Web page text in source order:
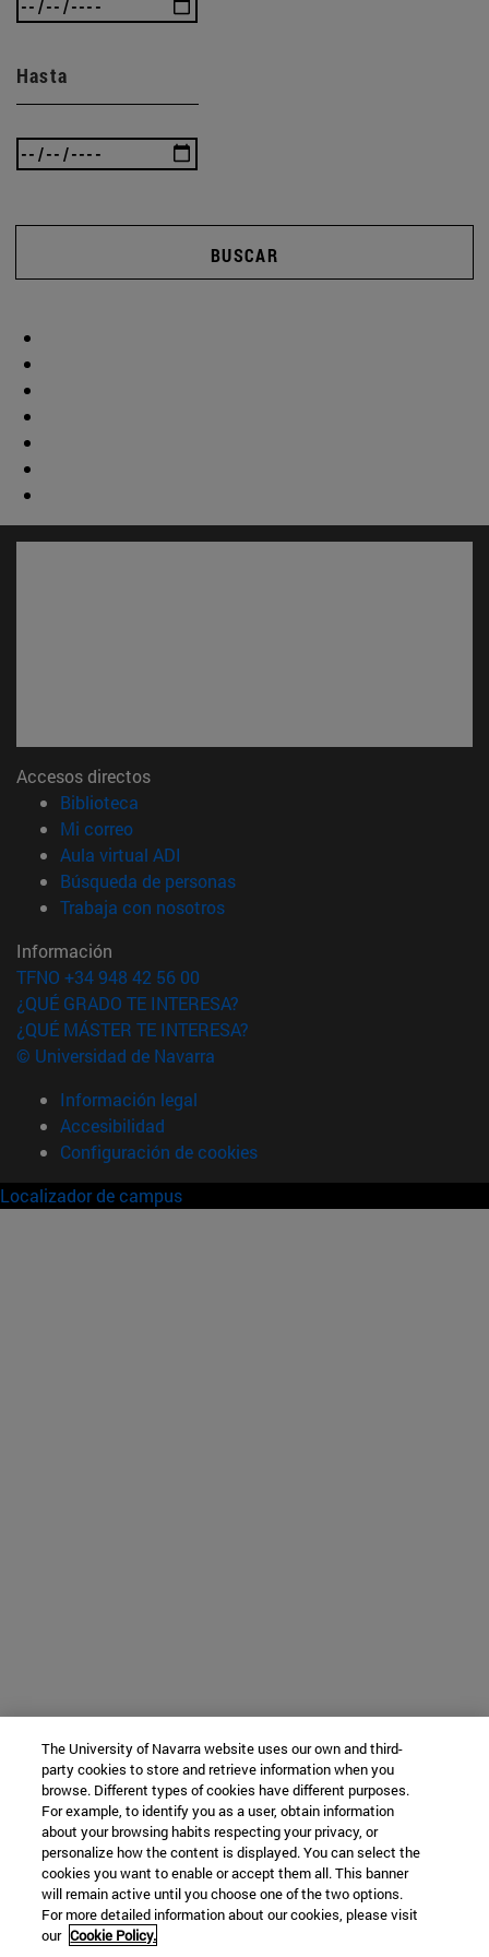
Hasta
BUSCAR
Accesos directos
Biblioteca
Mi correo(abre en nueva ventana)
Aula virtual ADI
Búsqueda de personas(abre en nueva ventana)
Trabaja con nosotros(abre en nueva ventana)
Información
TFNO +34 948 42 56 00
¿QUÉ GRADO TE INTERESA?
¿QUÉ MÁSTER TE INTERESA?
© Universidad de Navarra
Información legal
Accesibilidad
Configuración de cookies
Localizador de campus
The University of Navarra website uses our own and third-
party cookies to store and retrieve information when you
browse. Different types of cookies have different purposes.
For example, to identify you as a user, obtain information
about your browsing habits respecting your privacy, or
personalize how the content is displayed. You can select the
cookies you want to enable or accept them all. This banner
will remain active until you choose one of the two options.
For more detailed information about our cookies, please visit
our Cookie Policy.